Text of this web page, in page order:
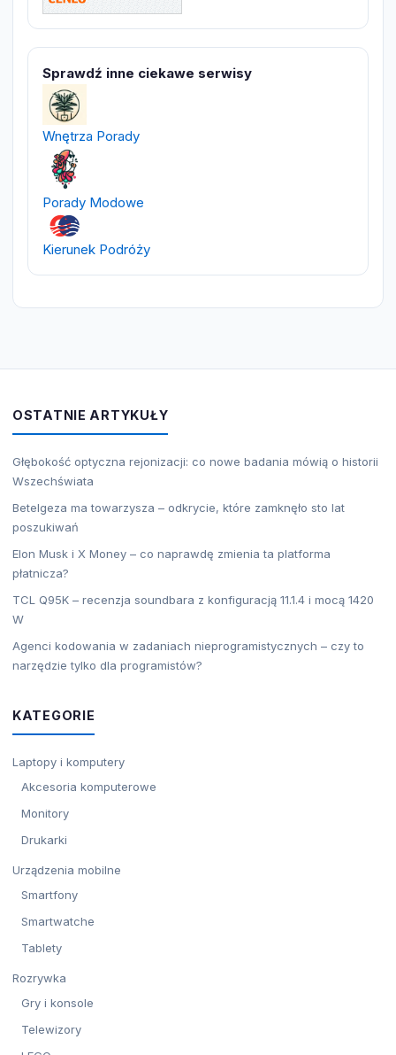
Sprawdź inne ciekawe serwisy
Wnętrza Porady
Porady Modowe
Kierunek Podróży
OSTATNIE ARTYKUŁY
Głębokość optyczna rejonizacji: co nowe badania mówią o historii
Wszechświata
Betelgeza ma towarzysza – odkrycie, które zamknęło sto lat
poszukiwań
Elon Musk i X Money – co naprawdę zmienia ta platforma
płatnicza?
TCL Q95K – recenzja soundbara z konfiguracją 11.1.4 i mocą 1420
W
Agenci kodowania w zadaniach nieprogramistycznych – czy to
narzędzie tylko dla programistów?
KATEGORIE
Laptopy i komputery
Akcesoria komputerowe
Monitory
Drukarki
Urządzenia mobilne
Smartfony
Smartwatche
Tablety
Rozrywka
Gry i konsole
Telewizory